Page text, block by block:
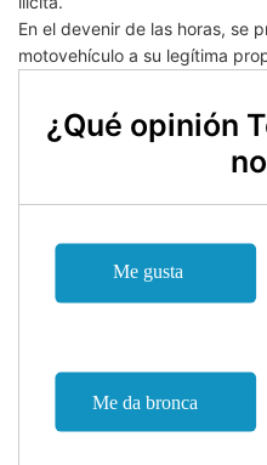
En el devenir de las horas, se
motovehículo a su legítima
¿Qué opinión